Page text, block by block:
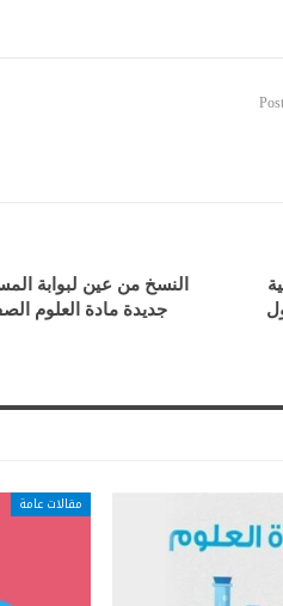
النسخ من عين لبوابة
جديدة مادة العلوم
مقالات عامة